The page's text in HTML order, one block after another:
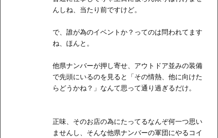
んしね、当たり前ですけど。
で、誰が為のイベントか？ってのは問われてます
ね、ほんと。
他県ナンバーが押し寄せ、アウトドア並みの装備
で先頭にいるのを見ると「その情熱、他に向けた
らどうかね？」なんて思って通り過ぎるだけ。
正味、そのお店の為にたってるなんぞ何一つ思い
ませんし、そんな他県ナンバーの軍団にやるコイ